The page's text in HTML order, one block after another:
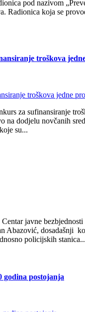
pоd nаzivоm
Rаdiоnicа kоја sе
troškova
za sufinansiranje
dodjelu novčanih
su...
javne
Abazović, dosadašnji
policijskih stanica...
godina postojanja